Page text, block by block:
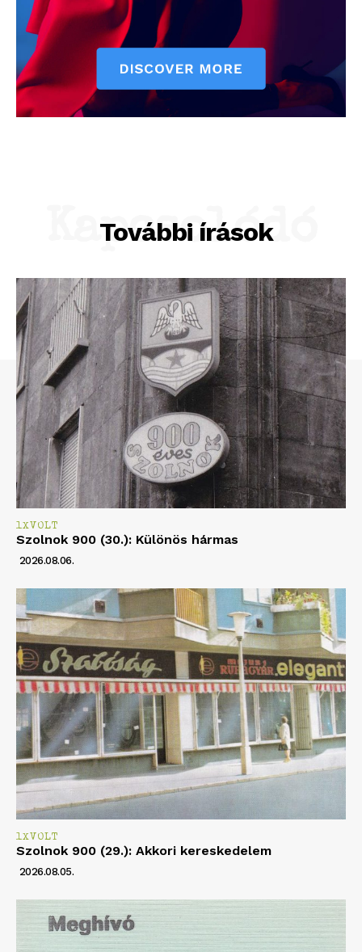
További írások
Kapcsolódó
1XVOLT
Szolnok 900 (30.): Különös hármas
2026.08.06.
1XVOLT
Szolnok 900 (29.): Akkori kereskedelem
2026.08.05.